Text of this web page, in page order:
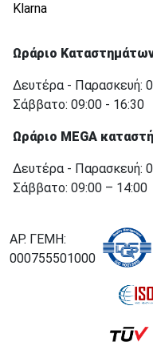
Klarna
Ωράριο
Δευτέρα - Παρασκευή:
Σάββατο: 09:00 - 16:30
Ωράριο MEGA
Δευτέρα - Παρασκευή:
Σάββατο: 09:00 – 14:00
ΑΡ. ΓΕΜΗ:
000755501000